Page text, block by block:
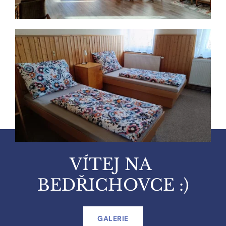
VÍTEJ NA
BEDŘICHOVCE :)
GALERIE